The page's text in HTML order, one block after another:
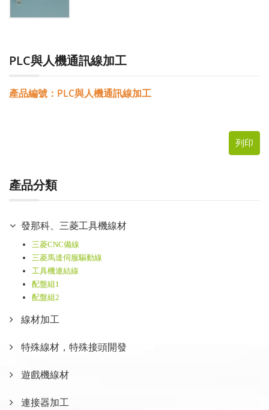
PLC與人機通訊線加工
產品編號：PLC與人機通訊線加工
列印
產品分類
發那科、三菱工具機線材
三菱CNC備線
三菱馬達伺服驅動線
工具機連結線
配盤組1
配盤組2
線材加工
特殊線材，特殊接頭開發
遊戲機線材
連接器加工